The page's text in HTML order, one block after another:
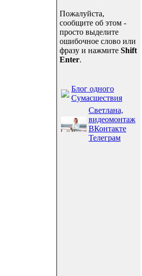
Пожалуйста,
сообщите об этом -
просто выделите
ошибочное слово или
фразу и нажмите Shift
Enter.
Блог одного
Сумасшествия
Светлана,
видеомонтаж
ВКонтакте
Телеграм